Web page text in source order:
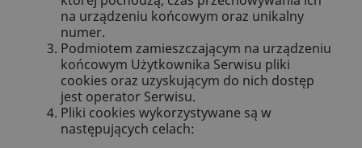
na urządzeniu końcowym oraz unikalny
numer.
Podmiotem zamieszczającym na urządzeniu
końcowym Użytkownika Serwisu pliki
cookies oraz uzyskującym do nich dostęp
jest operator Serwisu.
Pliki cookies wykorzystywane są w
następujących celach: